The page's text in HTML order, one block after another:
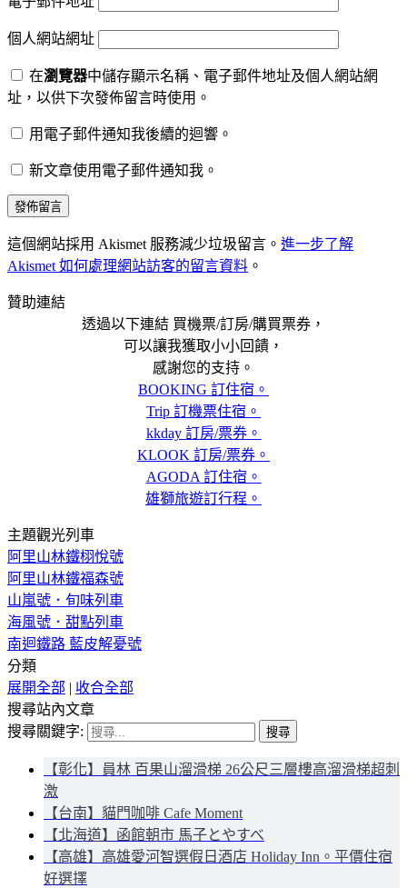
個人網站網址
在瀏覽器中儲存顯示名稱、電子郵件地址及個人網站網
址，以供下次發佈留言時使用。
用電子郵件通知我後續的迴響。
新文章使用電子郵件通知我。
這個網站採用 Akismet 服務減少垃圾留言。 進一步了解
Akismet 如何處理網站訪客的留言資料 。
贊助連結
透過以下連結 買機票/訂房/購買票券，
可以讓我獲取小小回饋，
感謝您的支持。
BOOKING 訂住宿。
Trip 訂機票住宿。
kkday 訂房/票券。
KLOOK 訂房/票券。
AGODA 訂住宿。
雄獅旅遊訂行程。
主題觀光列車
阿里山林鐵栩悅號
阿里山林鐵福森號
山嵐號．旬味列車
海風號．甜點列車
南迴鐵路 藍皮解憂號
分類
展開全部 | 收合全部
搜尋站內文章
搜尋關鍵字:
【彰化】員林 百果山溜滑梯 26公尺三層樓高溜滑梯超刺
激
【台南】貓門咖啡 Cafe Moment
【北海道】函館朝市 馬子とやすべ
【高雄】高雄愛河智選假日酒店 Holiday Inn。平價住宿
好選擇